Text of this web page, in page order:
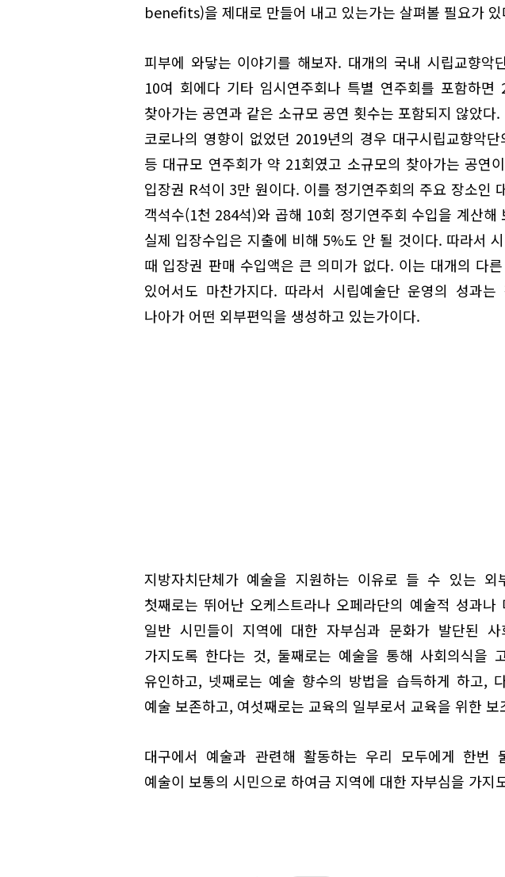
benefits)을 제대로 만들어 내고 있는가는 살펴볼 필요가 있
피부에 와닿는 이야기를 해보자. 대개의 국내 시립교향악
10여 회에다 기타 임시연주회나 특별 연주회를 포함하면
찾아가는 공연과 같은 소규모 공연 횟수는 포함되지 않았다
코로나의 영향이 없었던 2019년의 경우 대구시립교향악
등 대규모 연주회가 약 21회였고 소규모의 찾아가는 공연
입장권 R석이 3만 원이다. 이를 정기연주회의 주요 장소인
객석수(1천 284석)와 곱해 10회 정기연주회 수입을 계산해
실제 입장수입은 지출에 비해 5%도 안 될 것이다. 따라서
때 입장권 판매 수입액은 큰 의미가 없다. 이는 대개의 다
있어서도 마찬가지다. 따라서 시립예술단 운영의 성과
나아가 어떤 외부편익을 생성하고 있는가이다.
지방자치단체가 예술을 지원하는 이유로 들 수 있는 외
첫째로는 뛰어난 오케스트라나 오페라단의 예술적 성과나
일반 시민들이 지역에 대한 자부심과 문화가 발단된
가지도록 한다는 것, 둘째로는 예술을 통해 사회의식을
유인하고, 넷째로는 예술 향수의 방법을 습득하게 하고,
예술 보존하고, 여섯째로는 교육의 일부로서 교육을 위한
대구에서 예술과 관련해 활동하는 우리 모두에게 한번
예술이 보통의 시민으로 하여금 지역에 대한 자부심을 가지